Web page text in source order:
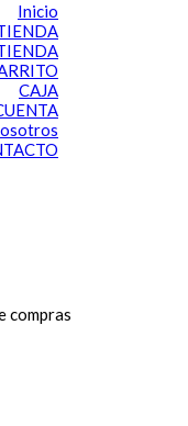
Inicio
CAJA
compras